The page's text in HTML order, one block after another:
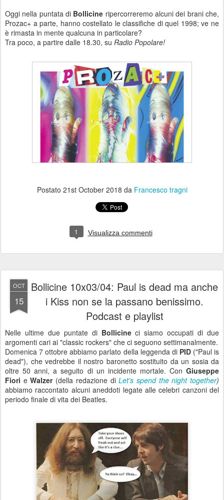
Oggi nella puntata di Bollicine ripercorreremo alcuni dei brani che,
Prozac+ a parte, hanno costellato le classifiche di quel 1998; ve ne
è rimasta in mente qualcuna in particolare?
Tra poco, a partire dalle 18.30, su Radio Popolare!
Postato 21st October 2018 da Francesco tragni
1 Visualizza commenti
OCT
15
Bollicine 10x03/04: Paul is dead ma anche
i Kiss non se la passano benissimo.
Podcast e playlist
Nelle ultime due puntate di Bollicineci siamo occupati di due
argomenti cari ai "classic rockers" che ci seguono settimanalmente.
Domenica 7 ottobre abbiamo parlato della leggenda di PID ("Paul is
dead"), che vedrebbe il nostro baronetto sostituito da un sosia da
oltre 50 anni, a seguito di un incidente mortale. Con Giuseppe
Fiori eWalzer (della redazione diLet's spend the night together)
abbiamo raccontato alcuni aneddoti legate alle celebri canzoni del
periodo finale di vita dei Beatles.